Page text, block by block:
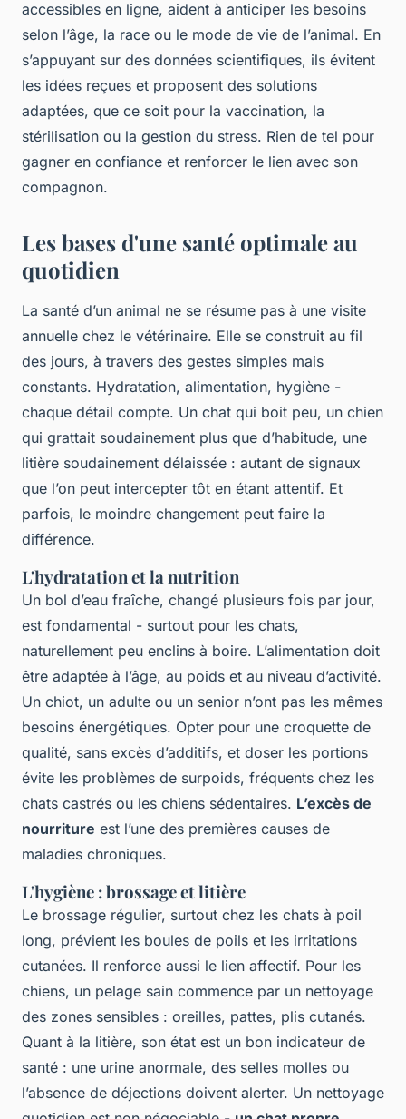
accessibles en ligne, aident à anticiper les besoins
selon l’âge, la race ou le mode de vie de l’animal. En
s’appuyant sur des données scientifiques, ils évitent
les idées reçues et proposent des solutions
adaptées, que ce soit pour la vaccination, la
stérilisation ou la gestion du stress. Rien de tel pour
gagner en confiance et renforcer le lien avec son
compagnon.
Les bases d'une santé optimale au
quotidien
La santé d’un animal ne se résume pas à une visite
annuelle chez le vétérinaire. Elle se construit au fil
des jours, à travers des gestes simples mais
constants. Hydratation, alimentation, hygiène -
chaque détail compte. Un chat qui boit peu, un chien
qui grattait soudainement plus que d’habitude, une
litière soudainement délaissée : autant de signaux
que l’on peut intercepter tôt en étant attentif. Et
parfois, le moindre changement peut faire la
différence.
L'hydratation et la nutrition
Un bol d’eau fraîche, changé plusieurs fois par jour,
est fondamental - surtout pour les chats,
naturellement peu enclins à boire. L’alimentation doit
être adaptée à l’âge, au poids et au niveau d’activité.
Un chiot, un adulte ou un senior n’ont pas les mêmes
besoins énergétiques. Opter pour une croquette de
qualité, sans excès d’additifs, et doser les portions
évite les problèmes de surpoids, fréquents chez les
chats castrés ou les chiens sédentaires. L’excès de
nourriture est l’une des premières causes de
maladies chroniques.
L'hygiène : brossage et litière
Le brossage régulier, surtout chez les chats à poil
long, prévient les boules de poils et les irritations
cutanées. Il renforce aussi le lien affectif. Pour les
chiens, un pelage sain commence par un nettoyage
des zones sensibles : oreilles, pattes, plis cutanés.
Quant à la litière, son état est un bon indicateur de
santé : une urine anormale, des selles molles ou
l’absence de déjections doivent alerter. Un nettoyage